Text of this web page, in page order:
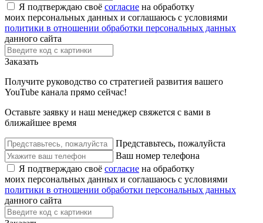
Я подтверждаю своё согласие на обработку
моих персональных данных и соглашаюсь с условиями
политики в отношении обработки персональных данных
данного сайта
Заказать
Получите руководство со стратегией развития вашего
YouTube канала прямо сейчас!
Оставьте заявку и наш менеджер свяжется с вами в
ближайшее время
Представьтесь, пожалуйста
Ваш номер телефона
Я подтверждаю своё согласие на обработку
моих персональных данных и соглашаюсь с условиями
политики в отношении обработки персональных данных
данного сайта